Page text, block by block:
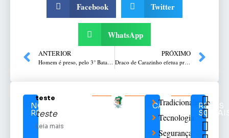
Facebook Twitter
WhatsApp
ANTERIOR
Homem é preso, pelo 3° Batalhão Ambiental da Brigada Militar, por crime de maus-tratos a cães, em Bento Gonçalves
PRÓXIMO
Draco de Carazinho efetua prisão de mulher por trafico de drogas
NOTÍCIAS
RELACIONADAS
teste
teste
Leia mais
CATEGORIAS
Tradicionalismo
Tecnologia
Segurança
REDES